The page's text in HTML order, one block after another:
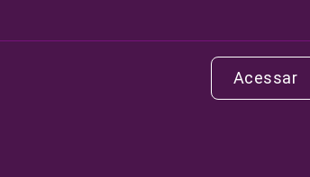
Acessar